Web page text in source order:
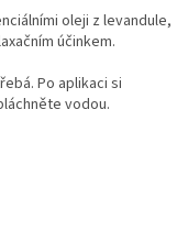
oleji z levandule,
účinkem.
Po aplikaci si
vodou.